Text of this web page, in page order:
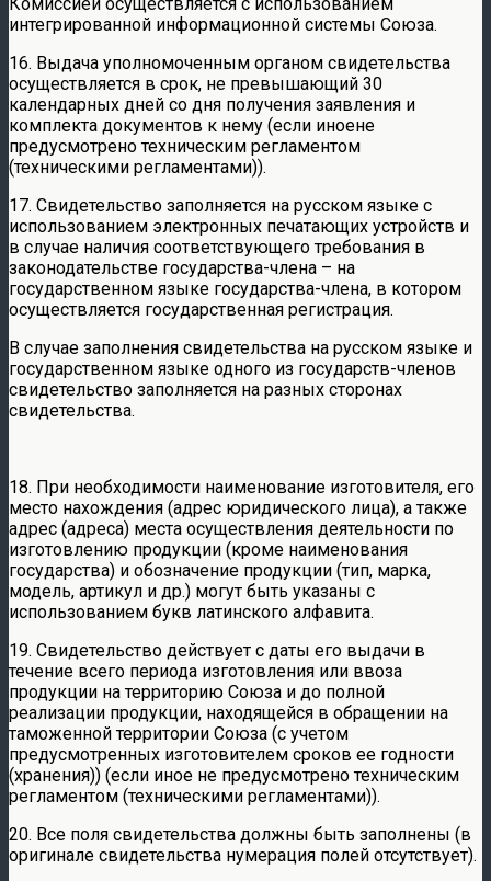
интегрированной информационной системы Союза.
16. Выдача уполномоченным органом свидетельства
осуществляется в срок, не превышающий 30
календарных дней со дня получения заявления и
комплекта документов к нему (если иноене
предусмотрено техническим регламентом
(техническими регламентами)).
17. Свидетельство заполняется на русском языке с
использованием электронных печатающих устройств и
в случае наличия соответствующего требования в
законодательстве государства-члена – на
государственном языке государства-члена, в котором
осуществляется государственная регистрация.
В случае заполнения свидетельства на русском языке и
государственном языке одного из государств-членов
свидетельство заполняется на разных сторонах
свидетельства.
18. При необходимости наименование изготовителя, его
место нахождения (адрес юридического лица), а также
адрес (адреса) места осуществления деятельности по
изготовлению продукции (кроме наименования
государства) и обозначение продукции (тип, марка,
модель, артикул и др.) могут быть указаны с
использованием букв латинского алфавита.
19. Свидетельство действует с даты его выдачи в
течение всего периода изготовления или ввоза
продукции на территорию Союза и до полной
реализации продукции, находящейся в обращении на
таможенной территории Союза (с учетом
предусмотренных изготовителем сроков ее годности
(хранения)) (если иное не предусмотрено техническим
регламентом (техническими регламентами)).
20. Все поля свидетельства должны быть заполнены (в
оригинале свидетельства нумерация полей отсутствует).